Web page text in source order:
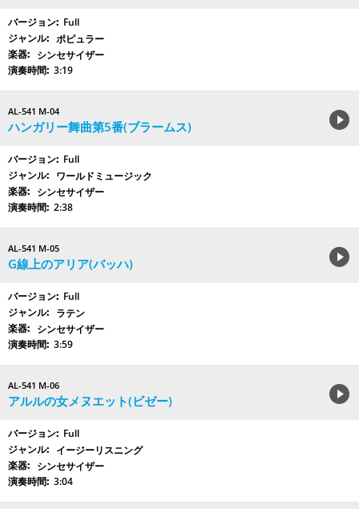
Full
ポピュラー
シンセサイザー
3:19
AL-541 M-04
ハンガリー舞曲第5番(ブラームス)
Full
ワールドミュージック
シンセサイザー
2:38
AL-541 M-05
G線上のアリア(バッハ)
Full
ラテン
シンセサイザー
3:59
AL-541 M-06
アルルの女メヌエット(ビゼー)
Full
イージーリスニング
シンセサイザー
3:04